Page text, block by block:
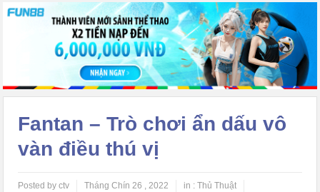
Fantan – Trò chơi ẩn dấu vô
vàn điều thú vị
Posted by ctv Tháng Chín 26 , 2022 in :Thủ Thuật